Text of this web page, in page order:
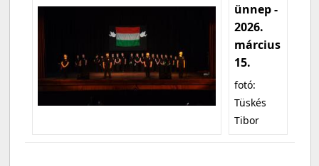
ünnep -
2026.
március
15.
fotó:
Tüskés
Tibor